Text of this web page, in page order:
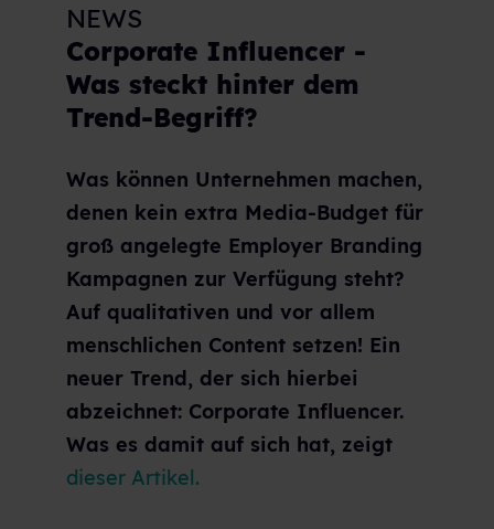
NEWS
Corporate Influencer -
Was steckt hinter dem
Trend-Begriff?
Was können Unternehmen machen,
denen kein extra Media-Budget für
groß angelegte Employer Branding
Kampagnen zur Verfügung steht?
Auf qualitativen und vor allem
menschlichen Content setzen! Ein
neuer Trend, der sich hierbei
abzeichnet: Corporate Influencer.
Was es damit auf sich hat, zeigt
dieser Artikel.